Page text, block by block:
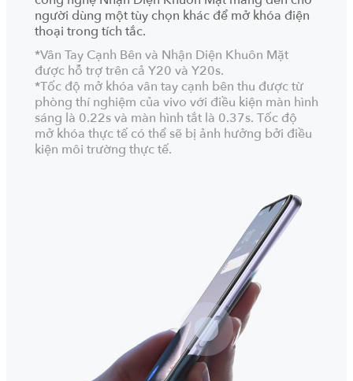
người dùng một tùy chọn khác để mở khóa điện
thoại trong tích tắc.
*Vân Tay Cạnh Bên và Nhận Diện Khuôn Mặt
được hỗ trợ trên cả Y20 và Y20s.
*Tốc độ mở khóa vân tay cạnh bên thu được từ
phòng thí nghiệm của vivo với điều kiện màn hình
sáng là 0.22s và màn hình tắt là 0.37s. Tốc độ
mở khóa thực tế có thể sẽ bị ảnh hưởng bởi điều
kiện môi trường thực tế.